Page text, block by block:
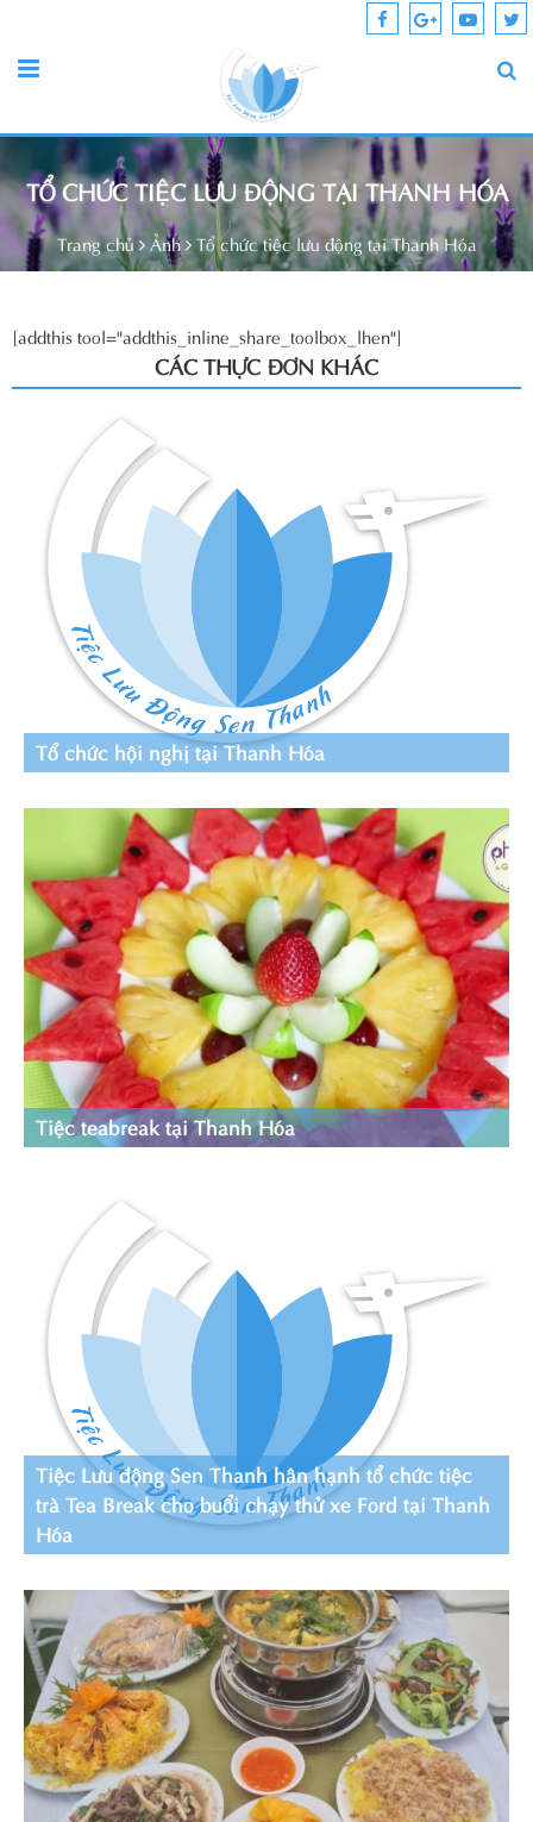
TỔ CHỨC TIỆC LƯU ĐỘNG TẠI THANH HÓA
Trang chủ Ảnh Tổ chức tiệc lưu động tại Thanh Hóa
[addthis tool="addthis_inline_share_toolbox_lhen"]
CÁC THỰC ĐƠN KHÁC
Tổ chức hội nghị tại Thanh Hóa
Tiệc teabreak tại Thanh Hóa
Tiệc Lưu động Sen Thanh hân hạnh tổ chức tiệc
trà Tea Break cho buổi chạy thử xe Ford tại Thanh
Hóa